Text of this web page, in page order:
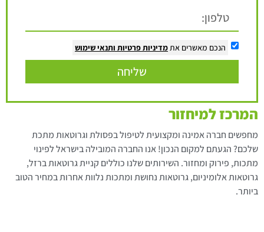
הנכם מאשרים אתמדיניות פרטיות ותנאי שימוש
שליחה
המרכז למיחזור
מחפשים חברה אמינה ומקצועית לטיפול בפסולת וגרוטאות מתכת
שלכם? הגעתם למקום הנכון! אנו החברה המובילה בישראל לפינוי
מתכות, פירוק ומחזור. השירותים שלנו כוללים קניית גרוטאות ברזל,
גרוטאות אלומיניום, גרוטאות נחושת ומתכות נלוות אחרות במחיר הטוב
ביותר.